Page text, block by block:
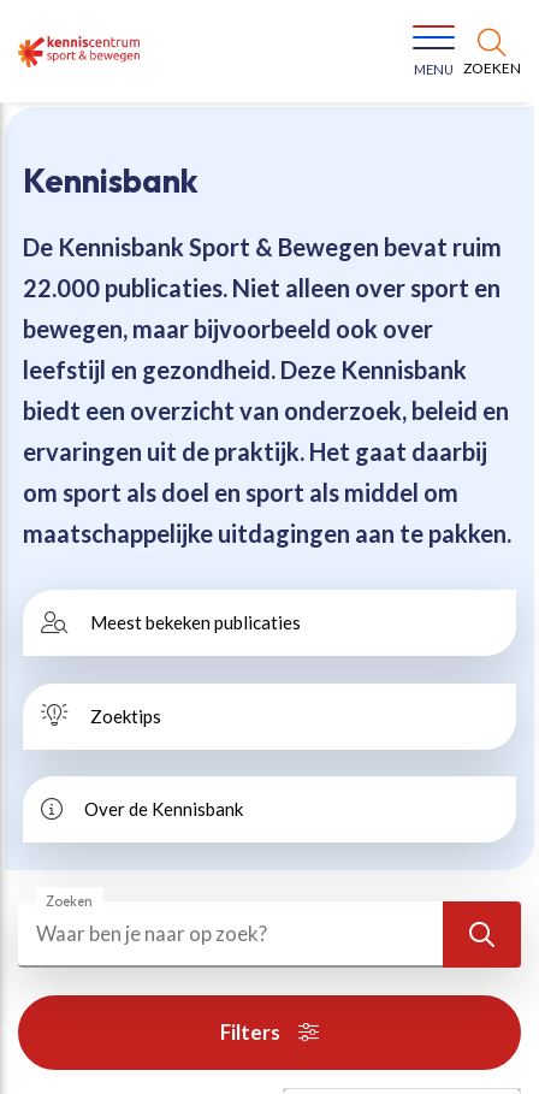
ZOEKEN
MENU
Kennisbank
De Kennisbank Sport & Bewegen bevat ruim
22.000 publicaties. Niet alleen over sport en
bewegen, maar bijvoorbeeld ook over
leefstijl en gezondheid. Deze Kennisbank
biedt een overzicht van onderzoek, beleid en
ervaringen uit de praktijk. Het gaat daarbij
om sport als doel en sport als middel om
maatschappelijke uitdagingen aan te pakken.
Meest bekeken publicaties
Zoektips
Over de Kennisbank
Zoeken
Zoeken
Filters
Bewegen voor een gezonde leefstijl
Jeugd in beweging
Vitaal ouder worden
Maatschappelijke waarde
Beweegvriendelijke omgeving
Esports, gaming en gamification
Alle thema’s
Ons team
Onze missie
Onze werkwijze
Organisatie
Werken bij